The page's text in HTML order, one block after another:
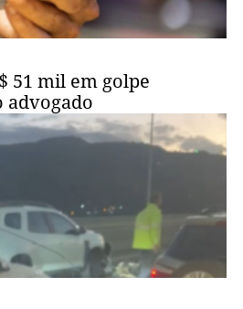
51 mil em golpe
advogado